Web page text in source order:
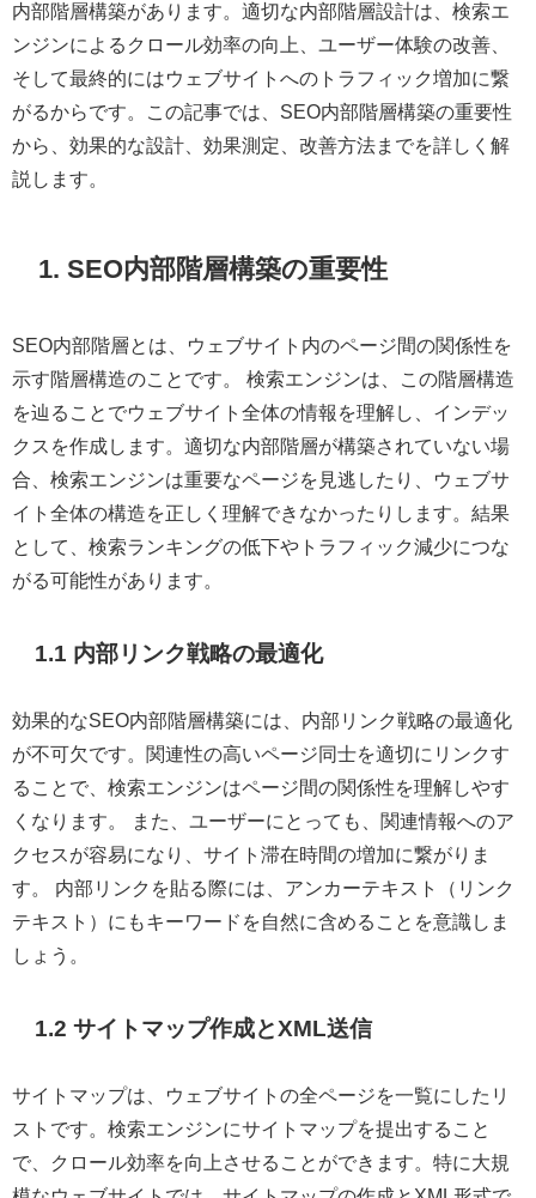
内部階層構築があります。適切な内部階層設計は、検索エ
ンジンによるクロール効率の向上、ユーザー体験の改善、
そして最終的にはウェブサイトへのトラフィック増加に繋
がるからです。この記事では、SEO内部階層構築の重要性
から、効果的な設計、効果測定、改善方法までを詳しく解
説します。
1. SEO内部階層構築の重要性
SEO内部階層とは、ウェブサイト内のページ間の関係性を
示す階層構造のことです。 検索エンジンは、この階層構造
を辿ることでウェブサイト全体の情報を理解し、インデッ
クスを作成します。適切な内部階層が構築されていない場
合、検索エンジンは重要なページを見逃したり、ウェブサ
イト全体の構造を正しく理解できなかったりします。結果
として、検索ランキングの低下やトラフィック減少につな
がる可能性があります。
1.1 内部リンク戦略の最適化
効果的なSEO内部階層構築には、内部リンク戦略の最適化
が不可欠です。関連性の高いページ同士を適切にリンクす
ることで、検索エンジンはページ間の関係性を理解しやす
くなります。 また、ユーザーにとっても、関連情報へのア
クセスが容易になり、サイト滞在時間の増加に繋がりま
す。 内部リンクを貼る際には、アンカーテキスト（リンク
テキスト）にもキーワードを自然に含めることを意識しま
しょう。
1.2 サイトマップ作成とXML送信
サイトマップは、ウェブサイトの全ページを一覧にしたリ
ストです。検索エンジンにサイトマップを提出すること
で、クロール効率を向上させることができます。特に大規